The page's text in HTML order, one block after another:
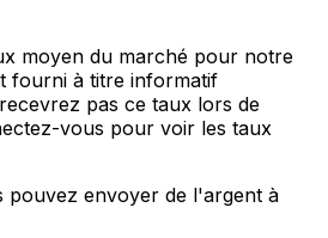
moyen du marché pour notre
fourni à titre informatif
pas ce taux lors de
vous pour voir les taux
pouvez envoyer de l'argent à